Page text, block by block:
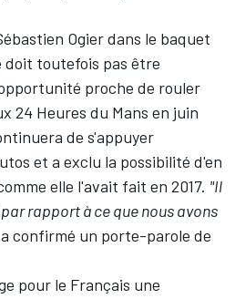
Ogier dans le baquet
doit toutefois pas être
proche de rouler
24 Heures du Mans en juin
de s'appuyer
et a exclu la possibilité d'en
elle l'avait fait en 2017. "Il
rapport à ce que nous avons
confirmé un porte-parole de
pour le Français une